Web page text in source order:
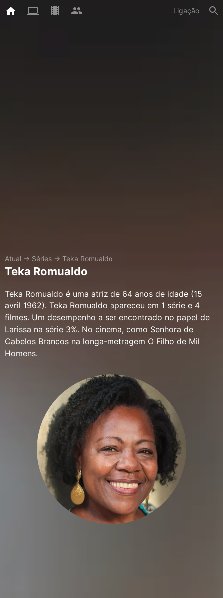
Ligação
Atual → Séries → Teka Romualdo
Teka Romualdo
Teka Romualdo é uma atriz de 64 anos de idade (15
avril 1962). Teka Romualdo apareceu em 1 série e 4
filmes. Um desempenho a ser encontrado no papel de
Larissa na série 3%. No cinema, como Senhora de
Cabelos Brancos na longa-metragem O Filho de Mil
Homens.